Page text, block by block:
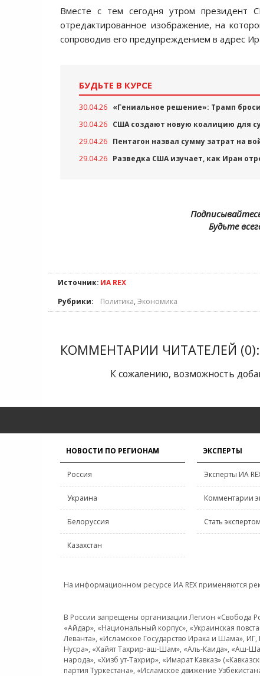
Вместе с тем сегодня утром президент
отредактированное изображение, на
сопроводив его предупреждением в адрес
БУДЬТЕ В КУРСЕ
30.04.26 «Гениальное решение»: Трамп
30.04.26 США создают новую коалицию для
29.04.26 Пентагон назвал сумму затрат на
29.04.26 Разведка США изучает, как Иран
Будьте
Источник: ИА REX
Рубрики:
Политика, Экономика
КОММЕНТАРИИ ЧИТАТЕЛЕЙ (0):
К сожалению, возможность
НОВОСТИ ПО РЕГИОНАМ
Россия
Украина
Белоруссия
Казахстан
ЭКСПЕРТЫ
Эксперты ИА
Комментарии
Стать экспертом
На информационном ресурсе ИА REX применяются
В России запрещены организации Легион «Свобода
«Айдар», «Национальный корпус», «Украинская
Леванта», «Исламское Государство Ирака и Шама»,
Нусра», «Хайят Тахрир-аш-Шам», «Аль-Каида», «Аш-
народа», «Хизб ут-Тахрир», «Имарат Кавказ»
партия Туркестана», «Исламское движение